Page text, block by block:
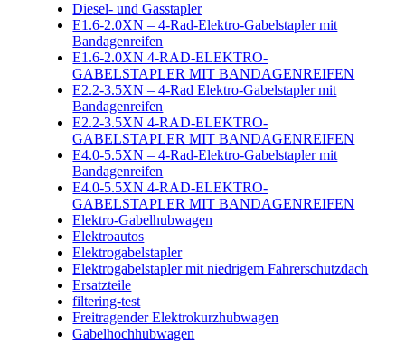
Diesel- und Gasstapler
E1.6-2.0XN – 4-Rad-Elektro-Gabelstapler mit
Bandagenreifen
E1.6-2.0XN 4-RAD-ELEKTRO-
GABELSTAPLER MIT BANDAGENREIFEN
E2.2-3.5XN – 4-Rad Elektro-Gabelstapler mit
Bandagenreifen
E2.2-3.5XN 4-RAD-ELEKTRO-
GABELSTAPLER MIT BANDAGENREIFEN
E4.0-5.5XN – 4-Rad-Elektro-Gabelstapler mit
Bandagenreifen
E4.0-5.5XN 4-RAD-ELEKTRO-
GABELSTAPLER MIT BANDAGENREIFEN
Elektro-Gabelhubwagen
Elektroautos
Elektrogabelstapler
Elektrogabelstapler mit niedrigem Fahrerschutzdach
Ersatzteile
filtering-test
Freitragender Elektrokurzhubwagen
Gabelhochhubwagen